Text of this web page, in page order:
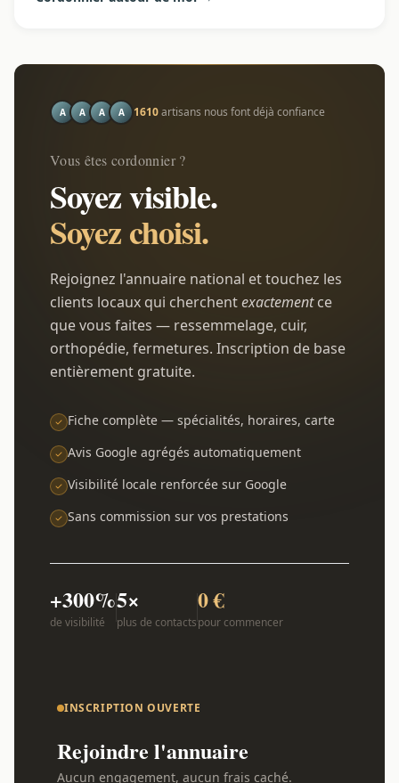
A A A A 1610artisans nous font déjà confiance
Vous êtes cordonnier ?
Soyez visible.
Soyez choisi.
Rejoignez l'annuaire national et touchez les
clients locaux qui cherchentexactementce
que vous faites — ressemmelage, cuir,
orthopédie, fermetures. Inscription de base
entièrement gratuite.
Fiche complète — spécialités, horaires, carte
Avis Google agrégés automatiquement
Visibilité locale renforcée sur Google
Sans commission sur vos prestations
+300%
de visibilité
5×
plus de contacts
0 €
pour commencer
INSCRIPTION OUVERTE
Rejoindre l'annuaire
Aucun engagement, aucun frais caché.